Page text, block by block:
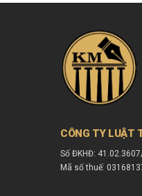
CÔNG TY LUẬT
Số ĐKHĐ:
Mã số thuế: